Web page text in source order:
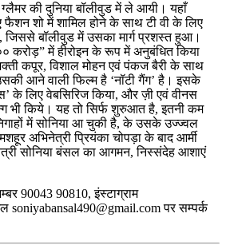
की दुनिया बॉलीवुड में ले आयी। यहाँ
शो में शामिल होने के साथ टी वी के लिए
जिससे बॉलीवुड में उसका मार्ग प्रशस्त हुआ।
करोड़” में हीरोइन के रूप में अनुबंधित किया
कपूर, विशाल मोहन एवं पंकज बैरी के साथ
आने वाली फिल्म है ‘नॉटी गैंग’ है। इसके
के लिए वेबसिरिज किया, और ज़ी एवं वीनस
भी किये। यह तो सिर्फ शुरुआत है, इतनी कम
में सोनिया आ चुकी है, के उसके उज्ज्वल
अभिनेत्री प्रियंका चोपड़ा के बाद आर्मी
सोनिया बंसल का आगमन, निस्संदेह आशाएं
90043 90810, इंस्टाग्राम
पर सम्पर्क